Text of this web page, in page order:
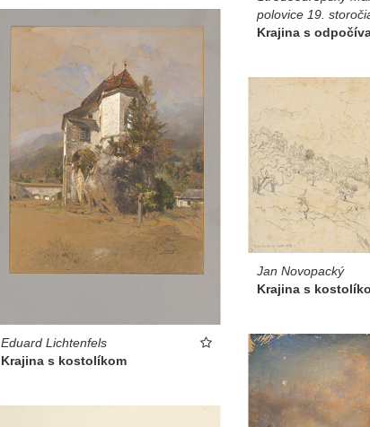
polovice 19.
Krajina s
Eduard Lichtenfels
Krajina s kostolíkom
Jan Novopacký
Krajina s